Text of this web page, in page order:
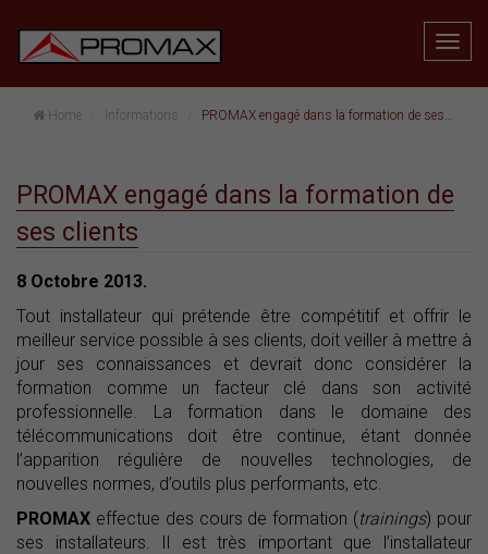
Home Informations PROMAX engagé dans la formation de ses clients
PROMAX engagé dans la formation de
ses clients
8 Octobre 2013.
Tout installateur qui prétende être compétitif et offrir le
meilleur service possible à ses clients, doit veiller à mettre à
jour ses connaissances et devrait donc considérer la
formation comme un facteur clé dans son activité
professionnelle. La formation dans le domaine des
télécommunications doit être continue, étant donnée
l’apparition régulière de nouvelles technologies, de
nouvelles normes, d’outils plus performants, etc.
PROMAX effectue des cours de formation (trainings) pour
ses installateurs. Il est très important que l’installateur